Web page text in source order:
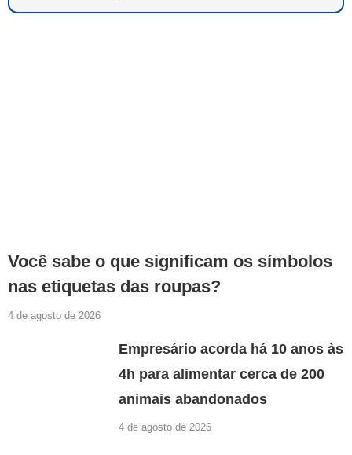
Você sabe o que significam os símbolos
nas etiquetas das roupas?
4 de agosto de 2026
Empresário acorda há 10 anos às
4h para alimentar cerca de 200
animais abandonados
4 de agosto de 2026